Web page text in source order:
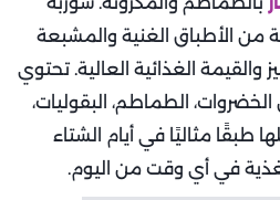
من الأطباق الغنية والمشبعة
والقيمة الغذائية العالية. تحتوي
الطماطم، البقوليات،
طبقًا مثاليًا في أيام الشتاء
في أي وقت من اليوم.